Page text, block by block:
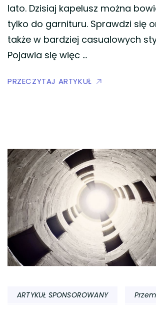
lato. Dzisiaj kapelusz można
tylko do garnituru. Sprawdzi się
także w bardziej casualowych
Pojawia się więc …
PRZECZYTAJ ARTYKUŁ
ARTYKUŁ SPONSOROWANY